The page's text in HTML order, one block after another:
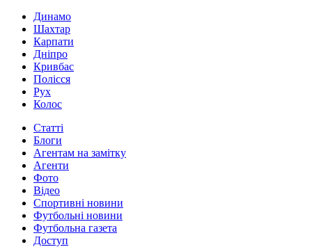
Динамо
Шахтар
Карпати
Дніпро
Кривбас
Полісся
Рух
Колос
Статті
Блоги
Агентам на замітку
Агенти
Фото
Відео
Спортивні новини
Футбольні новини
Футбольна газета
Доступ